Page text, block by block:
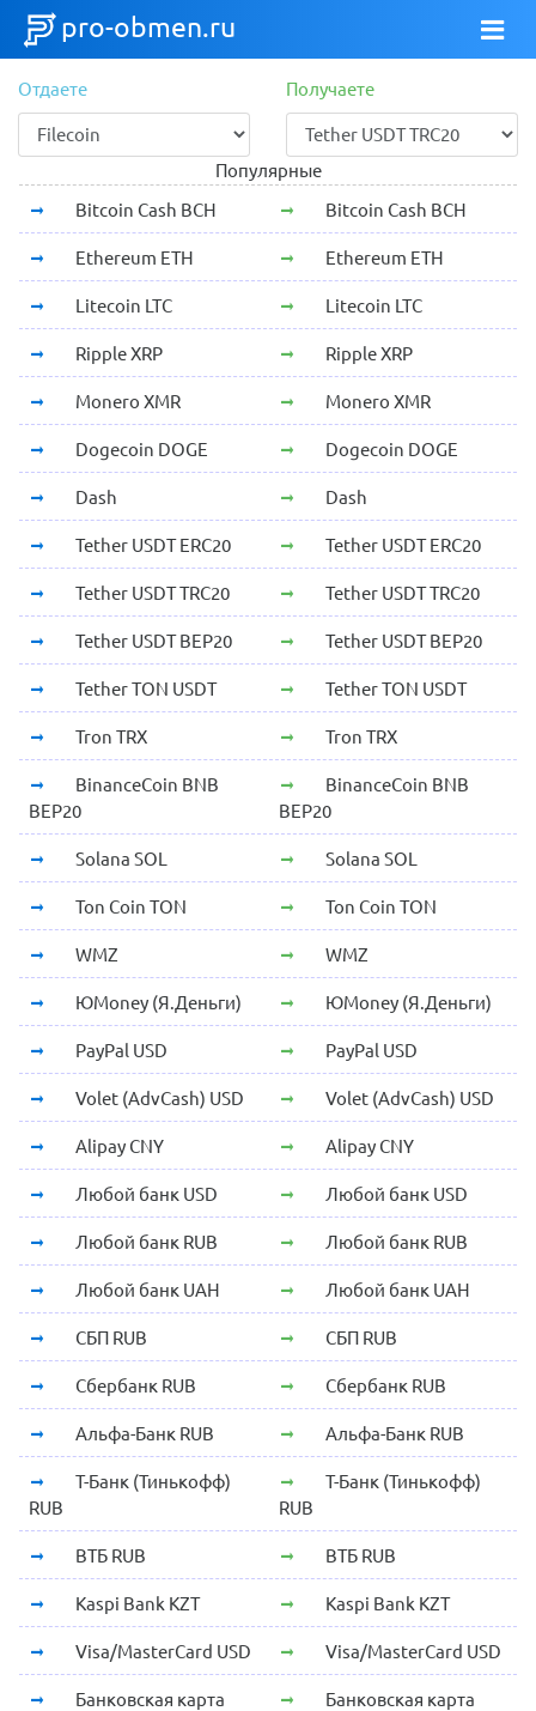
pro-obmen.ru
Отдаете Получаете
Популярные
Bitcoin Cash BCH
Bitcoin Cash BCH
Ethereum ETH Ethereum ETH
Litecoin LTC Litecoin LTC
Ripple XRP Ripple XRP
Monero XMR Monero XMR
Dogecoin DOGE Dogecoin DOGE
Dash Dash
Tether USDT ERC20 Tether USDT ERC20
Tether USDT TRC20 Tether USDT TRC20
Tether USDT BEP20 Tether USDT BEP20
Tether TON USDT Tether TON USDT
Tron TRX Tron TRX
BinanceCoin BNB
BEP20
BinanceCoin BNB
BEP20
Solana SOL Solana SOL
Ton Coin TON Ton Coin TON
WMZ WMZ
ЮMoney (Я.Деньги) ЮMoney (Я.Деньги)
PayPal USD PayPal USD
Volet (AdvCash) USD Volet (AdvCash) USD
Alipay CNY Alipay CNY
Любой банк USD Любой банк USD
Любой банк RUB Любой банк RUB
Любой банк UAH Любой банк UAH
СБП RUB СБП RUB
Сбербанк RUB Сбербанк RUB
Альфа-Банк RUB Альфа-Банк RUB
Т-Банк (Тинькофф)
RUB
Т-Банк (Тинькофф)
RUB
ВТБ RUB ВТБ RUB
Kaspi Bank KZT Kaspi Bank KZT
Visa/MasterCard USD Visa/MasterCard USD
Банковская карта
Банковская карта